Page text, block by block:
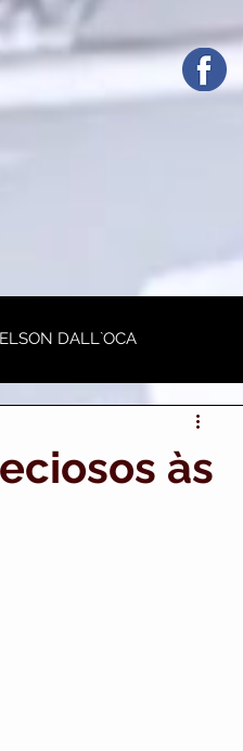
DALL`OCA
às